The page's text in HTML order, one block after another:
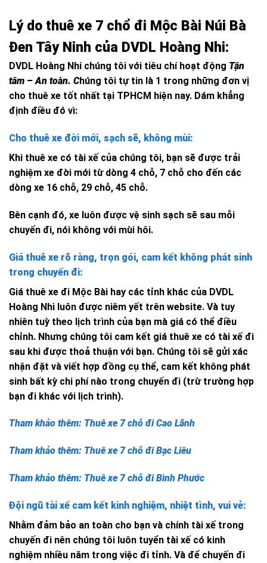
Lý do thuê xe 7 chổ đi Mộc Bài Núi Bà
Đen Tây Ninh của DVDL Hoàng Nhi:
DVDL Hoàng Nhi chúng tôi với tiêu chí hoạt động Tận
tâm – An toàn. Chúng tôi tự tin là 1 trong những đơn vị
cho thuê xe tốt nhất tại TPHCM hiện nay. Dám khẳng
định điều đó vì:
Cho thuê xe đời mới, sạch sẽ, không mùi:
Khi thuê xe có tài xế của chúng tôi, bạn sẽ được trải
nghiệm xe đời mới từ dòng 4 chỗ, 7 chỗ cho đến các
dòng xe 16 chỗ, 29 chỗ, 45 chỗ.
Bên cạnh đó, xe luôn được vệ sinh sạch sẽ sau mỗi
chuyến đi, nói không với mùi hôi.
Giá thuê xe rõ ràng, trọn gói, cam kết không phát sinh
trong chuyến đi:
Giá thuê xe đi Mộc Bài hay các tỉnh khác của DVDL
Hoàng Nhi luôn được niêm yết trên website. Và tuy
nhiên tuỳ theo lịch trình của bạn mà giá có thể điều
chỉnh. Nhưng chúng tôi cam kết giá thuê xe có tài xế đi
sau khi được thoả thuận với bạn. Chúng tôi sẽ gửi xác
nhận đặt và viết hợp đồng cụ thể, cam kết không phát
sinh bất kỳ chi phí nào trong chuyến đi (trừ trường hợp
bạn đi khác với lịch trình).
Tham khảo thêm: Thuê xe 7 chỗ đi Cao Lãnh
Tham khảo thêm: Thuê xe 7 chỗ đi Bạc Liêu
Tham khảo thêm: Thuê xe 7 chỗ đi Bình Phước
Đội ngũ tài xế cam kết kinh nghiệm, nhiệt tình, vui vẻ:
Nhằm đảm bảo an toàn cho bạn và chính tài xế trong
chuyến đi nên chúng tôi luôn tuyển tài xế có kinh
nghiệm nhiều năm trong việc đi tỉnh. Và để chuyến đi